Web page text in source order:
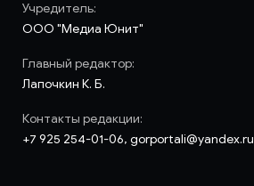
Учредитель:
ООО "Медиа Юнит"
Главный редактор:
Лапочкин К. Б.
Контакты редакции:
+7 925 254-01-06, gorportali@yandex.ru